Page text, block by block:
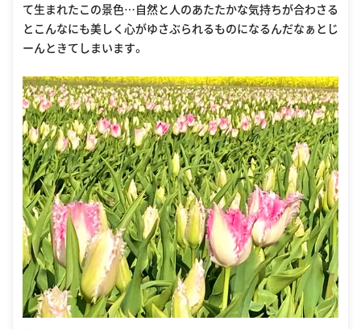
て生まれたこの景色…自然と人のあたたかな気持ちが合わさる
とこんなにも美しく心がゆさぶられるものになるんだなぁとじ
ーんときてしまいます。